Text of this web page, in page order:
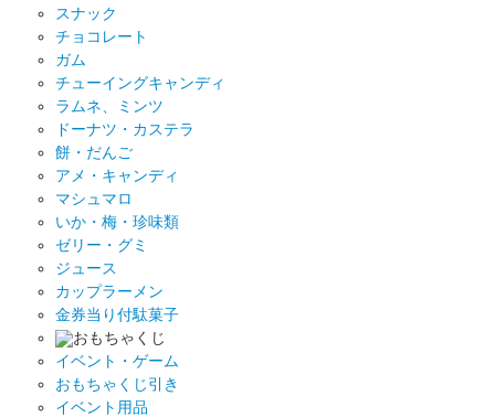
スナック
チョコレート
ガム
チューイングキャンディ
ラムネ、ミンツ
ドーナツ・カステラ
餅・だんご
アメ・キャンディ
マシュマロ
いか・梅・珍味類
ゼリー・グミ
ジュース
カップラーメン
金券当り付駄菓子
おもちゃくじ
イベント・ゲーム
おもちゃくじ引き
イベント用品